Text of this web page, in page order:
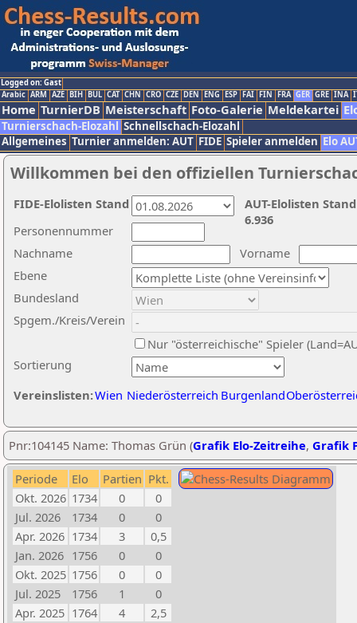
Logged on: Gast
Arabic ARM AZE BIH BUL CAT CHN CRO CZE DEN ENG ESP FAI FIN FRA GER GRE INA
Home TurnierDB Meisterschaft Foto-Galerie Meldekartei
Turnierschach-Elozahl Schnellschach-Elozahl
Allgemeines Turnier anmelden: AUT FIDE Spieler anmelden Elo
Willkommen bei den offiziellen
Nachname
Vorname
Ebene
Sortierung
Personennummer
Bundesland
Spgem./Kreis/Verein
Nur "österreichische" Spieler
Vereinslisten:Wien Niederösterreich Burgenland
AUT-Elolisten
6.936
FIDE-Elolisten Stand
Pnr:104145 Name: Thomas Grün (Grafik Elo-Zeitreihe, Grafik
Periode Elo Partien Pkt.
Okt. 2026 1734 0
0
Jul. 2026
1734 0
0
Apr. 2026 1734 3
0,5
Jan. 2026 1756 0
0
Okt. 2025 1756 0
0
Jul. 2025
1756 1
0
Apr. 2025 1764 4
2,5